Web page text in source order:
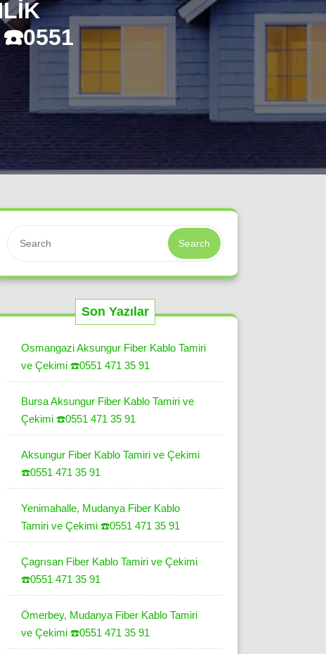
☎️0551
Search
Son Yazılar
Osmangazi Aksungur Fiber Kablo Tamiri
ve Çekimi ☎️0551 471 35 91
Bursa Aksungur Fiber Kablo Tamiri ve
Çekimi ☎️0551 471 35 91
Aksungur Fiber Kablo Tamiri ve Çekimi
☎️0551 471 35 91
Yenimahalle, Mudanya Fiber Kablo
Tamiri ve Çekimi ☎️0551 471 35 91
Çagrısan Fiber Kablo Tamiri ve Çekimi
☎️0551 471 35 91
Ömerbey, Mudanya Fiber Kablo Tamiri
ve Çekimi ☎️0551 471 35 91